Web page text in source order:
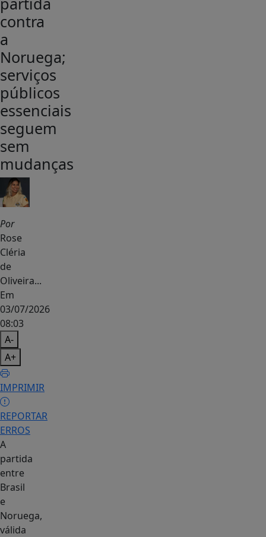
contra
a
Noruega;
serviços
públicos
essenciais
seguem
sem
mudanças
Por
Rose
Cléria
de
Oliveira...
Em
03/07/2026
08:03
A-
A+
IMPRIMIR
REPORTAR
ERROS
A
partida
entre
Brasil
e
Noruega,
válida